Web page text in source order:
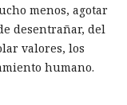
menos, agotar
desentrañar, del
valores, los
humano.